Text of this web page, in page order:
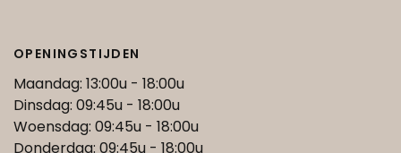
OPENINGSTIJDEN
Maandag: 13:00u - 18:00u
Dinsdag: 09:45u - 18:00u
Woensdag: 09:45u - 18:00u
Donderdag: 09:45u - 18:00u